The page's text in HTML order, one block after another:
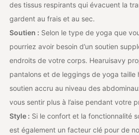
des tissus respirants qui évacuent la
gardent au frais et au sec.
Soutien : Selon le type de yoga que
pourriez avoir besoin d’un soutien
endroits de votre corps. Hearuisavy
pantalons et de leggings de yoga taille
soutien accru au niveau des
vous sentir plus à l’aise pendant votre
Style : Si le confort et la fonctionnalité
est également un facteur clé pour de